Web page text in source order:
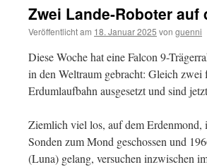
Zwei Lande-Roboter auf
Veröffentlicht am 18. Januar 2025 von guenni
Diese Woche hat eine Falcon 9-
in den Weltraum gebracht: Gleich
Erdumlaufbahn ausgesetzt und sind
Ziemlich viel los, auf dem Erdenmond,
Sonden zum Mond geschossen und
(Luna) gelang, versuchen inzwischen